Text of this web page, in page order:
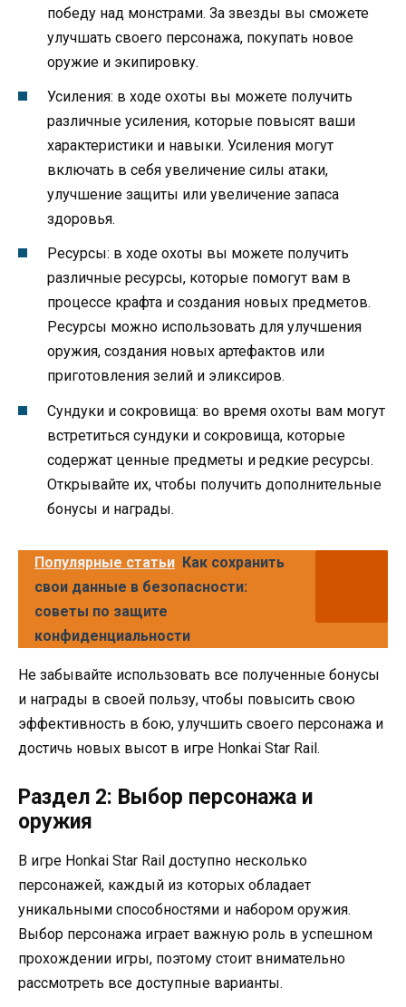
победу над монстрами. За звезды вы сможете
улучшать своего персонажа, покупать новое
оружие и экипировку.
Усиления: в ходе охоты вы можете получить
различные усиления, которые повысят ваши
характеристики и навыки. Усиления могут
включать в себя увеличение силы атаки,
улучшение защиты или увеличение запаса
здоровья.
Ресурсы: в ходе охоты вы можете получить
различные ресурсы, которые помогут вам в
процессе крафта и создания новых предметов.
Ресурсы можно использовать для улучшения
оружия, создания новых артефактов или
приготовления зелий и эликсиров.
Сундуки и сокровища: во время охоты вам могут
встретиться сундуки и сокровища, которые
содержат ценные предметы и редкие ресурсы.
Открывайте их, чтобы получить дополнительные
бонусы и награды.
Популярные статьи Как сохранить
свои данные в безопасности:
советы по защите
конфиденциальности
Не забывайте использовать все полученные бонусы
и награды в своей пользу, чтобы повысить свою
эффективность в бою, улучшить своего персонажа и
достичь новых высот в игре Honkai Star Rail.
Раздел 2: Выбор персонажа и
оружия
В игре Honkai Star Rail доступно несколько
персонажей, каждый из которых обладает
уникальными способностями и набором оружия.
Выбор персонажа играет важную роль в успешном
прохождении игры, поэтому стоит внимательно
рассмотреть все доступные варианты.